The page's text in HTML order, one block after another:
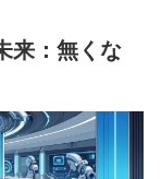
来：無くな